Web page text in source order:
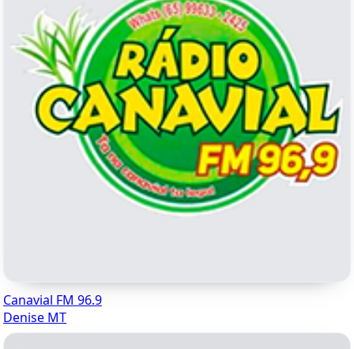
Canavial FM 96.9
Denise MT